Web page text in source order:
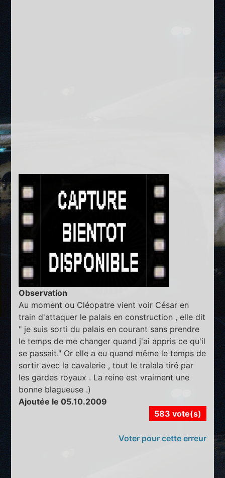
Observation
Au moment ou Cléopatre vient voir César en
train d'attaquer le palais en construction , elle dit
" je suis sorti du palais en courant sans prendre
le temps de me changer quand j'ai appris ce qu'il
se passait." Or elle a eu quand même le temps de
sortir avec la cavalerie , tout le tralala tiré par
les gardes royaux . La reine est vraiment une
bonne blagueuse .)
Ajoutée le 05.10.2009
583 vote(s)
Voter pour cette erreur